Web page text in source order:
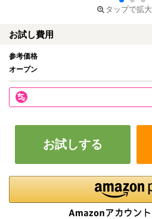
タップで拡
お試し費用
参考価格
オープン
お試しする